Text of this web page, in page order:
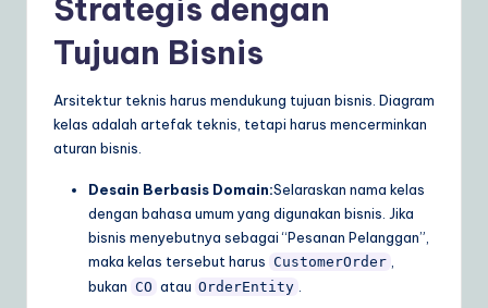
Strategis dengan
Tujuan Bisnis
Arsitektur teknis harus mendukung tujuan bisnis. Diagram
kelas adalah artefak teknis, tetapi harus mencerminkan
aturan bisnis.
Desain Berbasis Domain:Selaraskan nama kelas
dengan bahasa umum yang digunakan bisnis. Jika
bisnis menyebutnya sebagai “Pesanan Pelanggan”,
maka kelas tersebut harus CustomerOrder
bukan CO atau OrderEntity